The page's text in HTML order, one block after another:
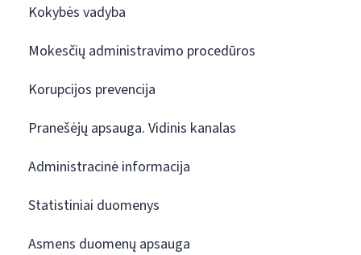
Kokybės vadyba
Mokesčių administravimo procedūros
Korupcijos prevencija
Pranešėjų apsauga. Vidinis kanalas
Administracinė informacija
Statistiniai duomenys
Asmens duomenų apsauga